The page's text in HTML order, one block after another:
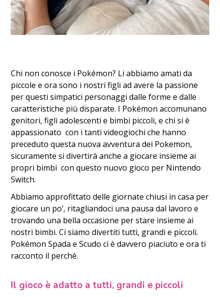
Chi non conosce i Pokémon? Li abbiamo amati da
piccole e ora sono i nostri figli ad avere la passione
per questi simpatici personaggi dalle forme e dalle
caratteristiche più disparate. I Pokémon accomunano
genitori, figli adolescenti e bimbi piccoli, e chi si è
appassionato con i tanti videogiochi che hanno
preceduto questa nuova avventura dei Pokemon,
sicuramente si divertirà anche a giocare insieme ai
propri bimbi con questo nuovo gioco per Nintendo
Switch.
Abbiamo approfittato delle giornate chiusi in casa per
giocare un po’, ritagliandoci una pausa dal lavoro e
trovando una bella occasione per stare insieme ai
nostri bimbi. Ci siamo divertiti tutti, grandi e piccoli.
Pokémon Spada e Scudo ci è davvero piaciuto e ora ti
racconto il perchè.
Il gioco è adatto a tutti, grandi e piccoli